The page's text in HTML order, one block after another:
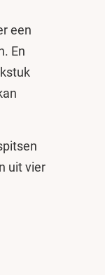
een
En
uit vier